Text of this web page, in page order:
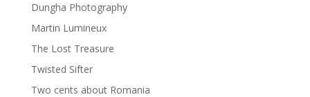
Dungha Photography
Martin Lumineux
The Lost Treasure
Twisted Sifter
Two cents about Romania